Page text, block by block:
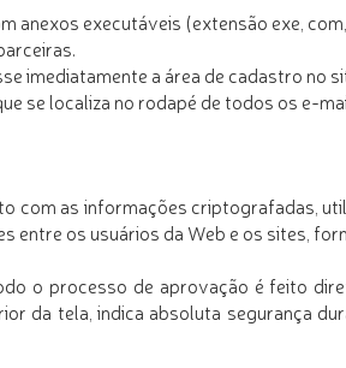
executáveis (extensão exe,
imediatamente a área de cadastro no
se localiza no rodapé de todos os e-
com as informações criptografadas,
os usuários da Web e os sites,
o processo de aprovação é feito
da tela, indica absoluta segurança